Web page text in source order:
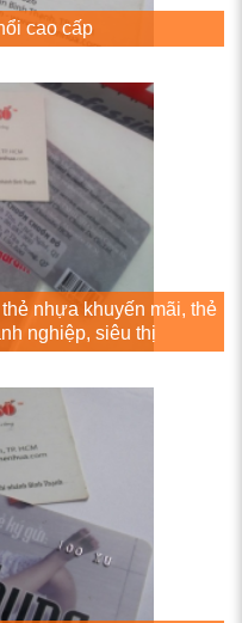
cao cấp
nhựa khuyến mãi, thẻ
nghiệp, siêu thị